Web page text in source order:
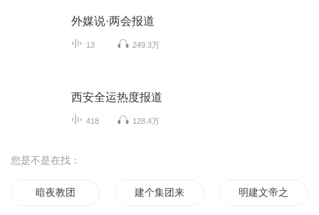
外媒说·两会报道
13 249.3万
西安全运热度报道
418 128.4万
您是不是在找：
暗夜教团 建个集团来逆天 明建文帝之重生